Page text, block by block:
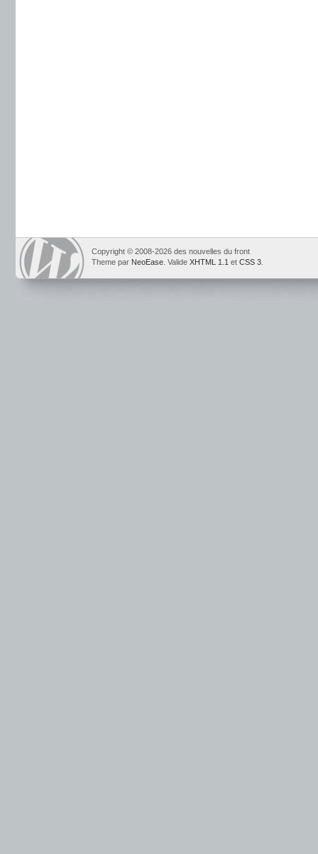
Copyright © 2008-2026 des nouvelles du front
Theme par NeoEase . Valide XHTML 1.1 et CSS 3